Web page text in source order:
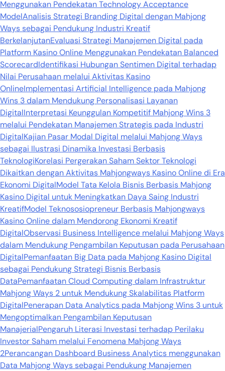
Menggunakan Pendekatan Technology Acceptance
ModelAnalisis Strategi Branding Digital dengan Mahjong
Ways sebagai Pendukung Industri Kreatif
BerkelanjutanEvaluasi Strategi Manajemen Digital pada
Platform Kasino Online Menggunakan Pendekatan Balanced
ScorecardIdentifikasi Hubungan Sentimen Digital terhadap
Nilai Perusahaan melalui Aktivitas Kasino
OnlineImplementasi Artificial Intelligence pada Mahjong
Wins 3 dalam Mendukung Personalisasi Layanan
DigitalInterpretasi Keunggulan Kompetitif Mahjong Wins 3
melalui Pendekatan Manajemen Strategis pada Industri
DigitalKajian Pasar Modal Digital melalui Mahjong Ways
sebagai Ilustrasi Dinamika Investasi Berbasis
TeknologiKorelasi Pergerakan Saham Sektor Teknologi
Dikaitkan dengan Aktivitas Mahjongways Kasino Online di Era
Ekonomi DigitalModel Tata Kelola Bisnis Berbasis Mahjong
Kasino Digital untuk Meningkatkan Daya Saing Industri
KreatifModel Teknososiopreneur Berbasis Mahjongways
Kasino Online dalam Mendorong Ekonomi Kreatif
DigitalObservasi Business Intelligence melalui Mahjong Ways
dalam Mendukung Pengambilan Keputusan pada Perusahaan
DigitalPemanfaatan Big Data pada Mahjong Kasino Digital
sebagai Pendukung Strategi Bisnis Berbasis
DataPemanfaatan Cloud Computing dalam Infrastruktur
Mahjong Ways 2 untuk Mendukung Skalabilitas Platform
DigitalPenerapan Data Analytics pada Mahjong Wins 3 untuk
Mengoptimalkan Pengambilan Keputusan
ManajerialPengaruh Literasi Investasi terhadap Perilaku
Investor Saham melalui Fenomena Mahjong Ways
2Perancangan Dashboard Business Analytics menggunakan
Data Mahjong Ways sebagai Pendukung Manajemen